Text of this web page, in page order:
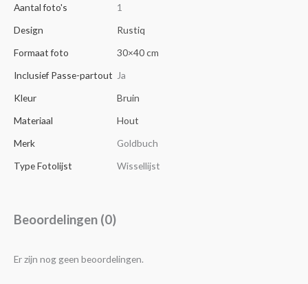
Aantal foto's
1
Design
Rustiq
Formaat foto
30×40 cm
Inclusief Passe-partout Ja
Kleur
Bruin
Materiaal
Hout
Merk
Goldbuch
Type Fotolijst
Wissellijst
Beoordelingen (0)
Er zijn nog geen beoordelingen.